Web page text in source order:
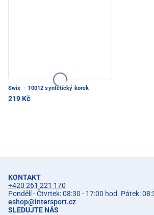
Swix · T0012 syntetický korek
219 Kč
KONTAKT
+420 261 221 170
Pondělí - Čtvrtek: 08:30 - 17:00 hod. Pátek:
eshop@intersport.cz
SLEDUJTE NÁS